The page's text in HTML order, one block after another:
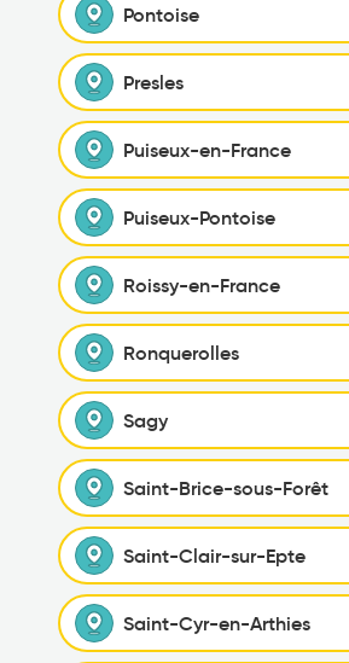
Pontoise
Presles
Puiseux-en-France
Puiseux-Pontoise
Roissy-en-France
Ronquerolles
Sagy
Saint-Brice-sous-Forêt
Saint-Clair-sur-Epte
Saint-Cyr-en-Arthies